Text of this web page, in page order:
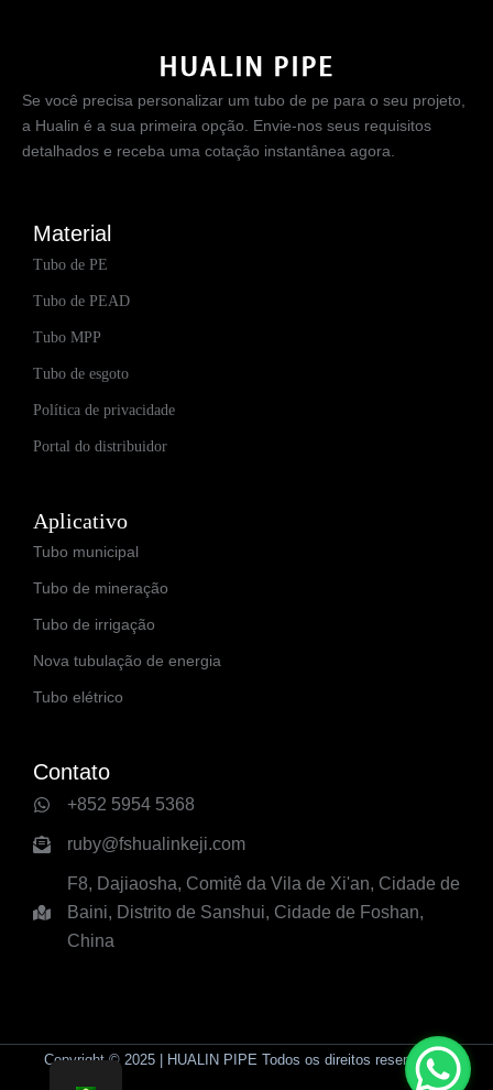
Se você precisa personalizar um tubo de pe para o seu projeto,
a Hualin é a sua primeira opção. Envie-nos seus requisitos
detalhados e receba uma cotação instantânea agora.
Material
Tubo de PE
Tubo de PEAD
Tubo MPP
Tubo de esgoto
Política de privacidade
Portal do distribuidor
Aplicativo
Tubo municipal
Tubo de mineração
Tubo de irrigação
Nova tubulação de energia
Tubo elétrico
Contato
+852 5954 5368
ruby@fshualinkeji.com
F8, Dajiaosha, Comitê da Vila de Xi'an, Cidade de
Baini, Distrito de Sanshui, Cidade de Foshan,
China
Copyright © 2025 | HUALIN PIPE Todos os direitos reservados.